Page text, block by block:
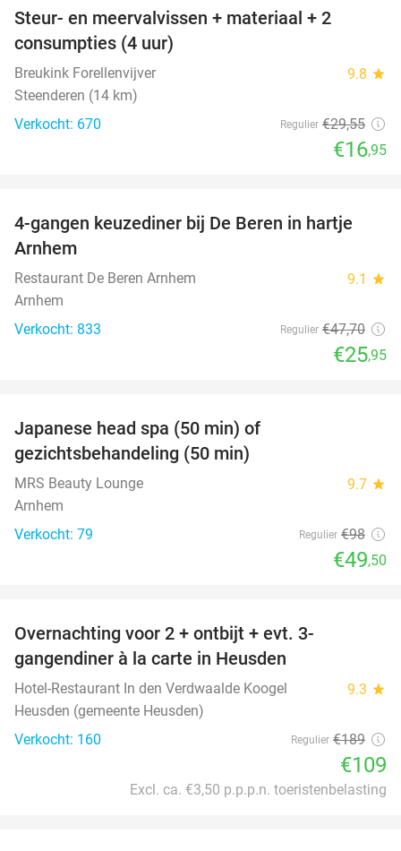
Steur- en meervalvissen + materiaal + 2
consumpties (4 uur)
Breukink Forellenvijver 9.8 star
Steenderen (14 km)
Verkocht: 670
Regulier €29,55
€16,95
46%
4-gangen keuzediner bij De Beren in hartje
Arnhem
Restaurant De Beren Arnhem 9.1 star
Arnhem
Verkocht: 833
Regulier €47,70
€25,95
Japanese head spa (50 min) of
gezichtsbehandeling (50 min)
MRS Beauty Lounge 9.7 star
Arnhem
Verkocht: 79
Regulier €98
€49,50
Overnachting voor 2 + ontbijt + evt. 3-
gangendiner à la carte in Heusden
Hotel-Restaurant In den Verdwaalde Koogel 9.3 star
Heusden (gemeente Heusden)
Verkocht: 160
Regulier €189
€109
Excl. ca. €3,50 p.p.p.n. toeristenbelasting